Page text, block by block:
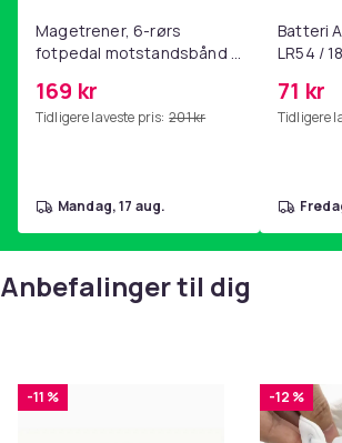
Magetrener, 6-rørs
fotpedal motstandsbånd -
yoga og
hjemmegymnastikk Pink
169 kr
Tidligere laveste pris: 201 kr
mandag, 17 aug.
Batteri
LR54 /
71 kr
Tidligere
Anbefalinger til dig
-11 % -12 %